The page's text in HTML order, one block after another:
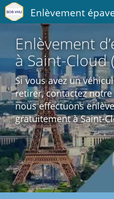
Enlèvement
Enlèvement
à Saint-Cloud
Si vous avez un
retirer, contactez notre
nous effectuons
gratuitement à Saint-